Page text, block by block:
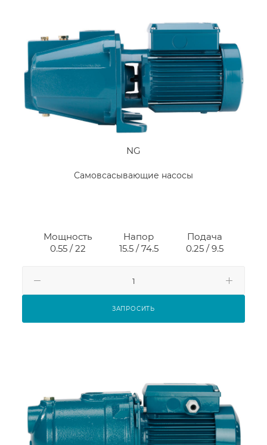
NG
Самовсасывающие насосы
Мощность
0.55 / 22
Напор
15.5 / 74.5
Подача
0.25 / 9.5
ЗАПРОСИТЬ